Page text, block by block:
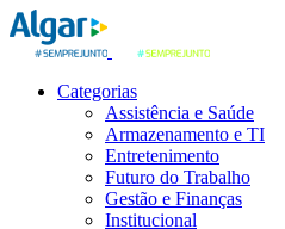
Categorias
Assistência e Saúde
Armazenamento e TI
Entretenimento
Futuro do Trabalho
Gestão e Finanças
Institucional